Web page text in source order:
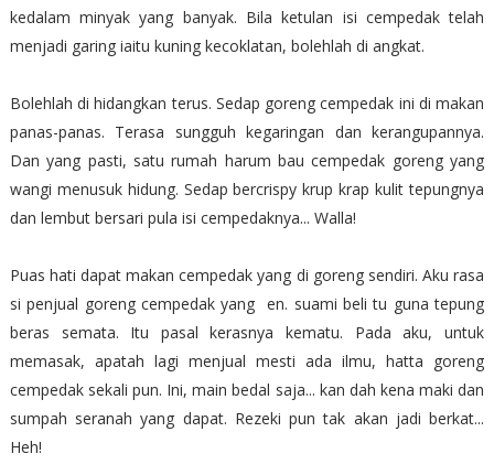
kedalam minyak yang banyak. Bila ketulan isi cempedak telah
menjadi garing iaitu kuning kecoklatan, bolehlah di angkat.
Bolehlah di hidangkan terus. Sedap goreng cempedak ini di makan
panas-panas. Terasa sungguh kegaringan dan kerangupannya.
Dan yang pasti, satu rumah harum bau cempedak goreng yang
wangi menusuk hidung. Sedap bercrispy krup krap kulit tepungnya
dan lembut bersari pula isi cempedaknya... Walla!
Puas hati dapat makan cempedak yang di goreng sendiri. Aku rasa
si penjual goreng cempedak yang en. suami beli tu guna tepung
beras semata. Itu pasal kerasnya kematu. Pada aku, untuk
memasak, apatah lagi menjual mesti ada ilmu, hatta goreng
cempedak sekali pun. Ini, main bedal saja... kan dah kena maki dan
sumpah seranah yang dapat. Rezeki pun tak akan jadi berkat...
Heh!